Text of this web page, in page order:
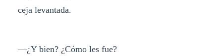
ceja levantada.
—¿Y bien? ¿Cómo les fue?